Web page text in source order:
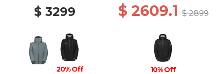
$ 3299
20% Off
$ 2609.1 $ 2899
10% Off